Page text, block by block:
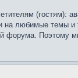
(гостям):
на любимые темы и
форума. Поэтому